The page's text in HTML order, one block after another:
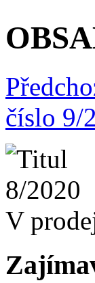
číslo 9/
V